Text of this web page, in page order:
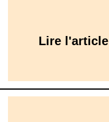
Lire l'article